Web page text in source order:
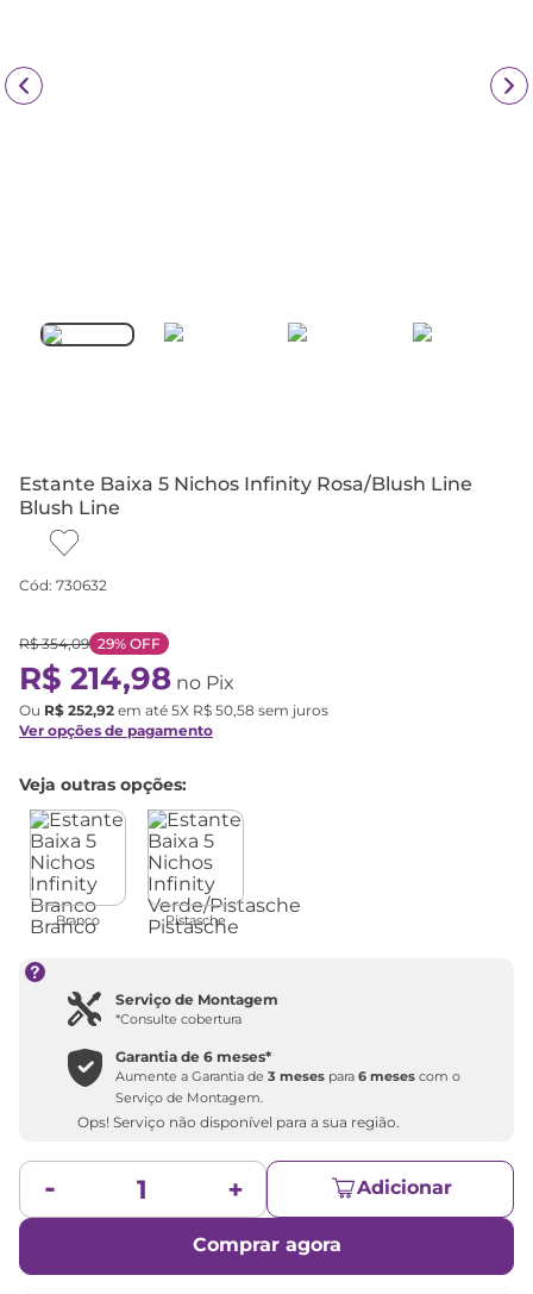
Estante Baixa 5 Nichos Infinity Rosa/Blush Line
Blush Line
Cód: 730632
R$ 354,09 29% OFF
R$ 214,98 no Pix
Ou R$ 252,92 em até 5X R$ 50,58 sem juros
Ver opções de pagamento
Veja outras opções:
Branco Pistasche
Serviço de Montagem
*Consulte cobertura
Garantia de6 meses*
Aumente a Garantia de3 meses para6 meses com o
Serviço de Montagem.
Ops! Serviço não disponível para a sua região.
Adicionar
Comprar agora